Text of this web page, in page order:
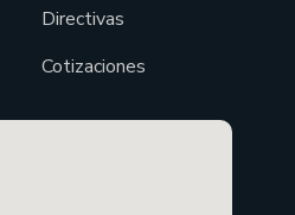
Directivas
Cotizaciones